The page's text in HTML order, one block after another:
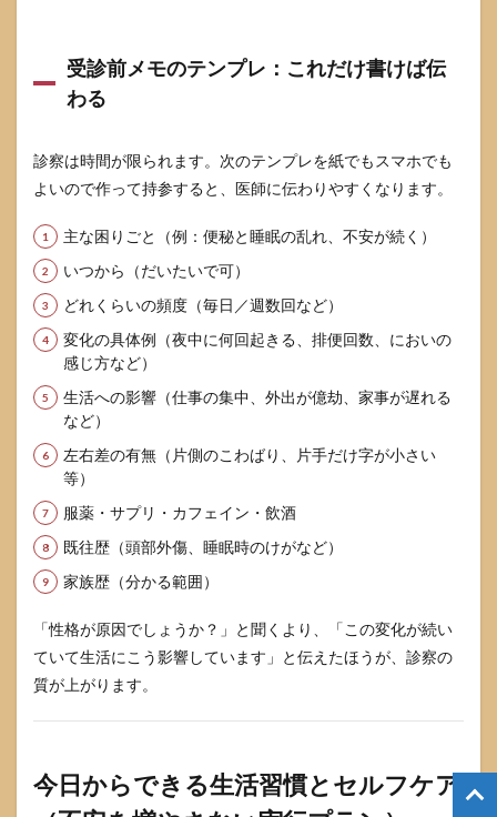
受診前メモのテンプレ：これだけ書けば伝
わる
診察は時間が限られます。次のテンプレを紙でもスマホでも
よいので作って持参すると、医師に伝わりやすくなります。
主な困りごと（例：便秘と睡眠の乱れ、不安が続く）
いつから（だいたいで可）
どれくらいの頻度（毎日／週数回など）
変化の具体例（夜中に何回起きる、排便回数、においの
感じ方など）
生活への影響（仕事の集中、外出が億劫、家事が遅れる
など）
左右差の有無（片側のこわばり、片手だけ字が小さい
等）
服薬・サプリ・カフェイン・飲酒
既往歴（頭部外傷、睡眠時のけがなど）
家族歴（分かる範囲）
「性格が原因でしょうか？」と聞くより、「この変化が続い
ていて生活にこう影響しています」と伝えたほうが、診察の
質が上がります。
今日からできる生活習慣とセルフケア